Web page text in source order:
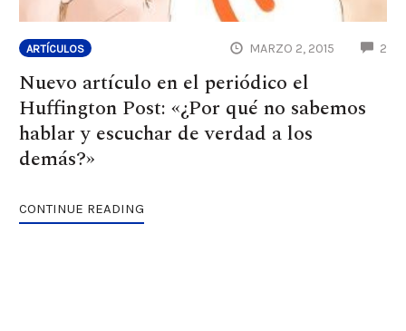
ARTÍCULOS MARZO 2, 2015 2
Nuevo artículo en el periódico el
Huffington Post: «¿Por qué no sabemos
hablar y escuchar de verdad a los
demás?»
CONTINUE READING